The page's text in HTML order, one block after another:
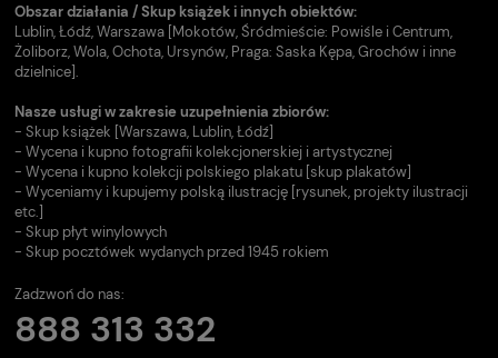
Obszar działania / Skup książek i innych obiektów:
Lublin, Łódź, Warszawa [Mokotów, Śródmieście: Powiśle i Centrum,
Żoliborz, Wola, Ochota, Ursynów, Praga: Saska Kępa, Grochów i inne
dzielnice].
Nasze usługi w zakresie uzupełnienia zbiorów:
- Skup książek [Warszawa, Lublin, Łódź]
- Wycena i kupno fotografii kolekcjonerskiej i artystycznej
- Wycena i kupno kolekcji polskiego plakatu [skup plakatów]
- Wyceniamy i kupujemy polską ilustrację [rysunek, projekty ilustracji
etc.]
- Skup płyt winylowych
- Skup pocztówek wydanych przed 1945 rokiem
Zadzwoń do nas:
888 313 332